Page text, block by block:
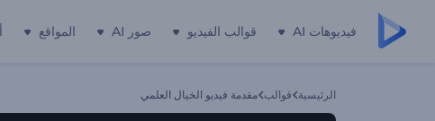
فيديوهات AI قوالب الفيديو صور AI المواقع
الرئيسية قوالب مقدمة فيديو الخيال العلمي